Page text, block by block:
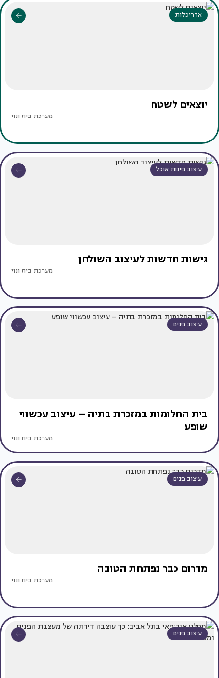
אדריכלות
יוצאים לשטח
מערכת בית ונוי
עיצוב פינות אוכל
גישות חדשות לעיצוב השולחן
מערכת בית ונוי
עיצוב פנים
בית החלומות במזכרת בתיה – עיצוב עכשווי
שופע
מערכת בית ונוי
עיצוב פנים
מדרום כבר נפתחת הטובה
מערכת בית ונוי
עיצוב פנים